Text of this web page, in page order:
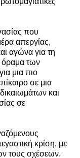
που
απεργίας,
αγώνα για τη
όραμα των
μια πιο
σε μια
και
σε
κρίση, με
τους σχέσεων.